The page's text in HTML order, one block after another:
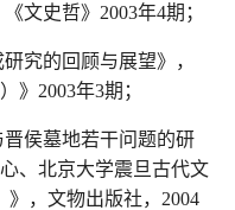
文史哲》2003年4期；
究的回顾与展望》，
》2003年3期；
侯墓地若干问题的研
、北京大学震旦古代文
》，文物出版社，2004